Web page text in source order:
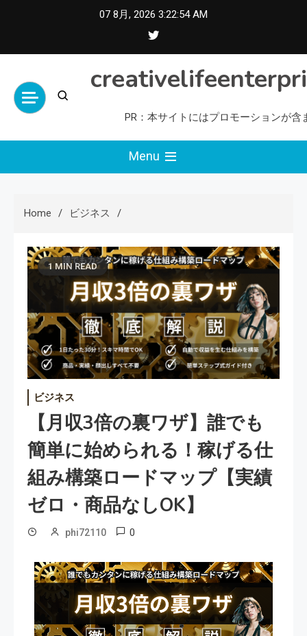
07 8月, 2026 3:22:55 AM
PR：本サイトにはプロモーションが含
Menu
Home ビジネス
1 MIN READ
ビジネス
【月収3倍の裏ワザ】誰でも
簡単に始められる！稼げる仕
組み構築ロードマップ【実績
ゼロ・商品なしOK】
phi72110 0